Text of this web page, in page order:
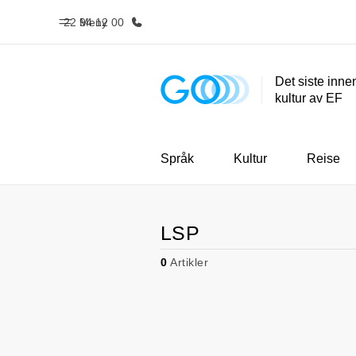
Meny
22 94 12 00
Hjem
Det siste
kultur av EF
Språk Kultur Reise
LSP
0 Artikler